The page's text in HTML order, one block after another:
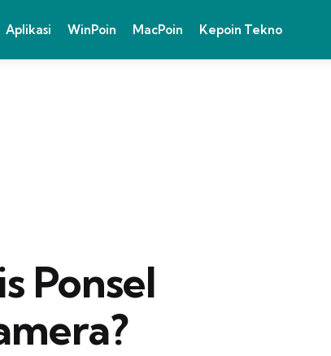
Aplikasi WinPoin MacPoin Kepoin Tekno
Ponsel